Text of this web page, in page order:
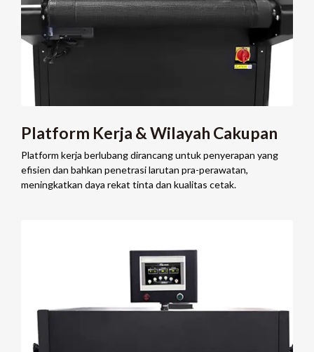
Platform Kerja & Wilayah Cakupan
Platform kerja berlubang dirancang untuk penyerapan yang
efisien dan bahkan penetrasi larutan pra-perawatan,
meningkatkan daya rekat tinta dan kualitas cetak.